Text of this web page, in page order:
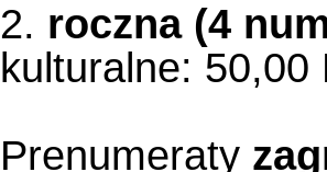
2. roczna (4
kulturalne: 50,00
Prenumeraty